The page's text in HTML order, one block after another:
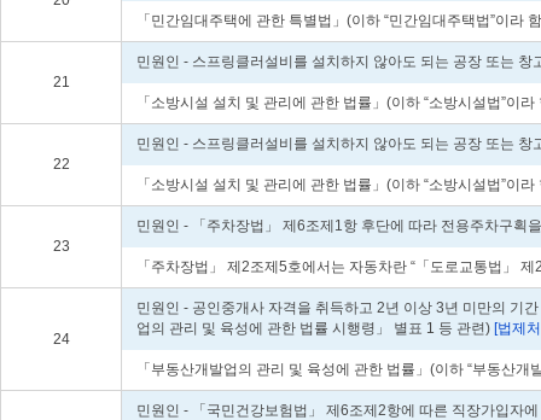
「민간임대주택에 관한 특별법」(이하 “민간임대주택법”이
21
민원인 - 스프링클러설비를 설치하지 않아도 되는 공장 또는
「소방시설 설치 및 관리에 관한 법률」(이하 “소방시설법”
22
민원인 - 스프링클러설비를 설치하지 않아도 되는 공장 또는
「소방시설 설치 및 관리에 관한 법률」(이하 “소방시설법”
23
민원인 - 「주차장법」 제6조제1항 후단에 따라 전용주차구
「주차장법」 제2조제5호에서는 자동차란 “「도로교통법」
24
민원인 - 공인중개사 자격을 취득하고 2년 이상 3년 미만의 기
업의 관리 및 육성에 관한 법률 시행령」 별표 1 등 관련) [법제
「부동산개발업의 관리 및 육성에 관한 법률」(이하 “부동산
민원인 - 「국민건강보험법」 제6조제2항에 따른 직장가입자